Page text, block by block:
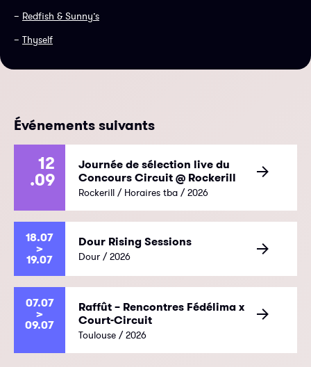
– Redfish & Sunny’s
– Thyself
Événements suivants
12
.09
Journée de sélection live du
Concours Circuit @ Rockerill
Rockerill / Horaires tba / 2026
18.07
>
19.07
Dour Rising Sessions
Dour / 2026
07.07
>
09.07
Raffût – Rencontres Fédélima x
Court-Circuit
Toulouse / 2026